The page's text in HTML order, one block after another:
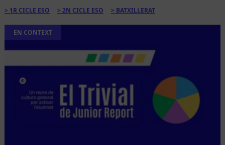
1R CICLE ESO 2N CICLE ESO BATXILLERAT
EN CONTEXT